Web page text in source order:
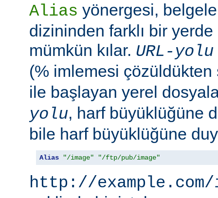
Alias yönergesi,
dizininden farklı bir yerde
mümkün kılar. URL-yolu
(% imlemesi
ile başlayan yerel
yolu, harf büyüklüğüne
bile harf büyüklüğüne
Alias "/image" "/ftp/pub/image"
http://